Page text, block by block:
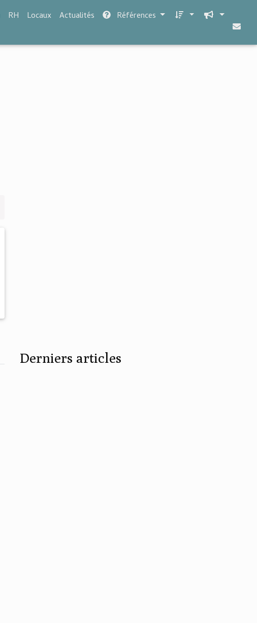
RH Locaux Actualités Références
Derniers articles